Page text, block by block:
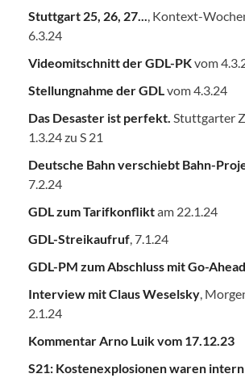
Stuttgart 25, 26, 27...
, Kontext-
6.3.24
Videomitschnitt der GDL-PKvom
Stellungnahme der GDL vom 4.3.24
Das Desaster ist perfekt. Stuttgarter
1.3.24 zu S 21
Deutsche Bahn verschiebt Bahn-
7.2.24
GDL zum Tarifkonfliktam 22.1.24
GDL-Streikaufruf , 7.1.24
GDL-PM zum Abschluss mit Go-Ahead
Interview mit Claus Weselsky ,
2.1.24
Kommentar Arno Luik vom 17.12.23
S21: Kostenexplosionen waren